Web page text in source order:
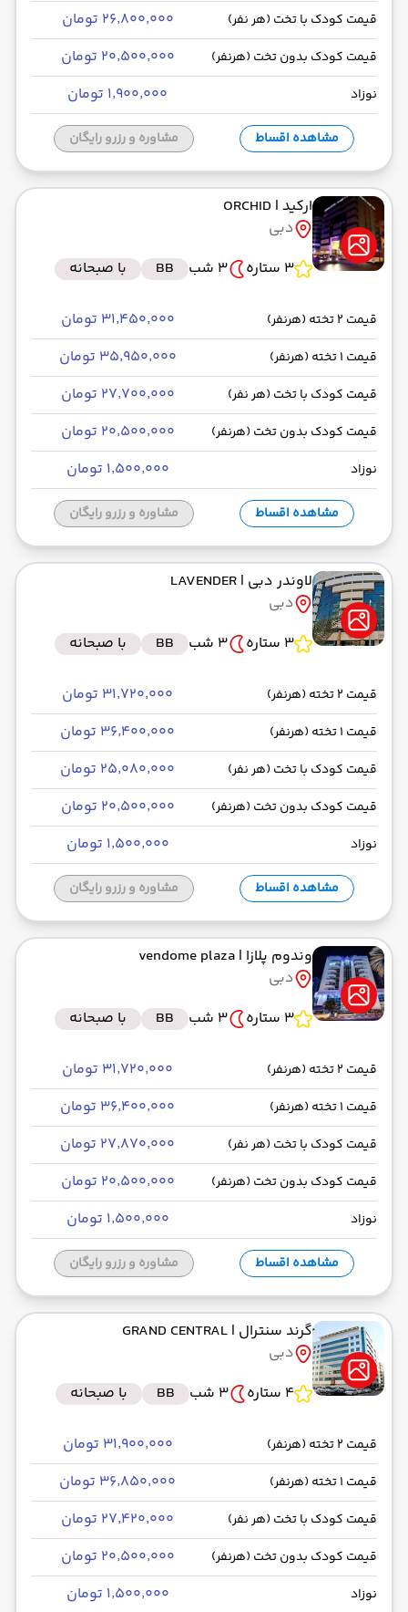
قیمت کودک با تخت (هر نفر) ۲۶٬۸۰۰٬۰۰۰ تومان
قیمت کودک بدون تخت (هرنفر) ۲۰٬۵۰۰٬۰۰۰ تومان
نوزاد ۱٬۹۰۰٬۰۰۰ تومان
مشاهده اقساط مشاوره و رزرو رایگان
ارکید | ORCHID
دبی
3 ستاره
3 شب BB با صبحانه
قیمت 2 تخته (هرنفر) ۳۱٬۴۵۰٬۰۰۰ تومان
قیمت 1 تخته (هرنفر) ۳۵٬۹۵۰٬۰۰۰ تومان
قیمت کودک با تخت (هر نفر) ۲۷٬۷۰۰٬۰۰۰ تومان
قیمت کودک بدون تخت (هرنفر) ۲۰٬۵۰۰٬۰۰۰ تومان
نوزاد ۱٬۵۰۰٬۰۰۰ تومان
مشاهده اقساط مشاوره و رزرو رایگان
لاوندر دبی | LAVENDER
دبی
3 ستاره
3 شب BB با صبحانه
قیمت 2 تخته (هرنفر) ۳۱٬۷۲۰٬۰۰۰ تومان
قیمت 1 تخته (هرنفر) ۳۶٬۴۰۰٬۰۰۰ تومان
قیمت کودک با تخت (هر نفر) ۲۵٬۰۸۰٬۰۰۰ تومان
قیمت کودک بدون تخت (هرنفر) ۲۰٬۵۰۰٬۰۰۰ تومان
نوزاد ۱٬۵۰۰٬۰۰۰ تومان
مشاهده اقساط مشاوره و رزرو رایگان
وندوم پلازا | vendome plaza
دبی
3 ستاره
3 شب BB با صبحانه
قیمت 2 تخته (هرنفر) ۳۱٬۷۲۰٬۰۰۰ تومان
قیمت 1 تخته (هرنفر) ۳۶٬۴۰۰٬۰۰۰ تومان
قیمت کودک با تخت (هر نفر) ۲۷٬۸۷۰٬۰۰۰ تومان
قیمت کودک بدون تخت (هرنفر) ۲۰٬۵۰۰٬۰۰۰ تومان
نوزاد ۱٬۵۰۰٬۰۰۰ تومان
مشاهده اقساط مشاوره و رزرو رایگان
گرند سنترال | GRAND CENTRAL
دبی
4 ستاره
3 شب BB با صبحانه
قیمت 2 تخته (هرنفر) ۳۱٬۹۰۰٬۰۰۰ تومان
قیمت 1 تخته (هرنفر) ۳۶٬۸۵۰٬۰۰۰ تومان
قیمت کودک با تخت (هر نفر) ۲۷٬۴۲۰٬۰۰۰ تومان
قیمت کودک بدون تخت (هرنفر) ۲۰٬۵۰۰٬۰۰۰ تومان
نوزاد ۱٬۵۰۰٬۰۰۰ تومان